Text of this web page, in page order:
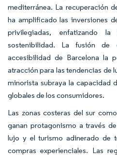
mediterránea. La recuperación
ha amplificado las inversiones
privilegiadas, enfatizando
sostenibilidad. La fusión
accesibilidad de Barcelona la
atracción para las tendencias de
minorista subraya la capacidad
globales de los consumidores.
Las zonas costeras del sur
ganan protagonismo a través
lujo y el turismo adinerado de
compras experienciales. Las